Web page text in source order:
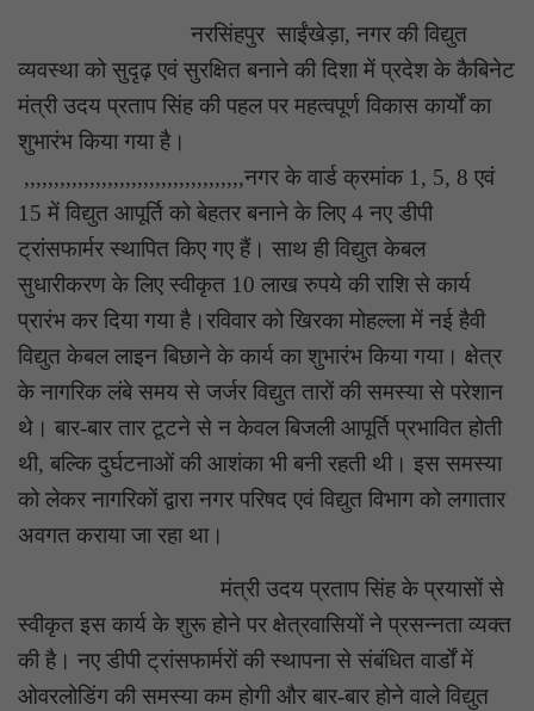
नरसिंहपुर साईंखेड़ा, नगर की विद्युत
व्यवस्था को सुदृढ़ एवं सुरक्षित बनाने की दिशा में प्रदेश के कैबिनेट
मंत्री उदय प्रताप सिंह की पहल पर महत्वपूर्ण विकास कार्यों का
शुभारंभ किया गया है।
,,,,,,,,,,,,,,,,,,,,,,,,,,,,,,,,,,,,,नगर के वार्ड क्रमांक 1, 5, 8 एवं
15 में विद्युत आपूर्ति को बेहतर बनाने के लिए 4 नए डीपी
ट्रांसफार्मर स्थापित किए गए हैं। साथ ही विद्युत केबल
सुधारीकरण के लिए स्वीकृत 10 लाख रुपये की राशि से कार्य
प्रारंभ कर दिया गया है।रविवार को खिरका मोहल्ला में नई हैवी
विद्युत केबल लाइन बिछाने के कार्य का शुभारंभ किया गया। क्षेत्र
के नागरिक लंबे समय से जर्जर विद्युत तारों की समस्या से परेशान
थे। बार-बार तार टूटने से न केवल बिजली आपूर्ति प्रभावित होती
थी, बल्कि दुर्घटनाओं की आशंका भी बनी रहती थी। इस समस्या
को लेकर नागरिकों द्वारा नगर परिषद एवं विद्युत विभाग को लगातार
अवगत कराया जा रहा था।
मंत्री उदय प्रताप सिंह के प्रयासों से
स्वीकृत इस कार्य के शुरू होने पर क्षेत्रवासियों ने प्रसन्नता व्यक्त
की है। नए डीपी ट्रांसफार्मरों की स्थापना से संबंधित वार्डों में
ओवरलोडिंग की समस्या कम होगी और बार-बार होने वाले विद्युत